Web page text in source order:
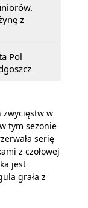
z
Pol
zwycięstw w
tym sezonie
serię
z czołowej
jest
grała z